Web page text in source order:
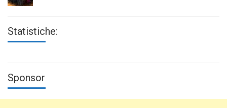
Statistiche:
Sponsor